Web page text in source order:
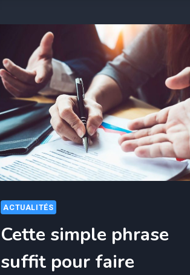
FRANÇAIS
BIEN
OFFICIEL
ET
VOUS
DEVRIEZ
LE
LIRE
POUR
ÉVITER
ACTUALITÉS
Cette simple phrase
suffit pour faire